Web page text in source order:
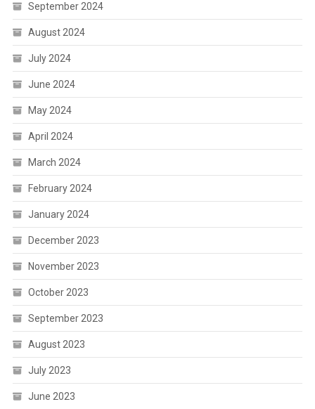
September 2024
August 2024
July 2024
June 2024
May 2024
April 2024
March 2024
February 2024
January 2024
December 2023
November 2023
October 2023
September 2023
August 2023
July 2023
June 2023